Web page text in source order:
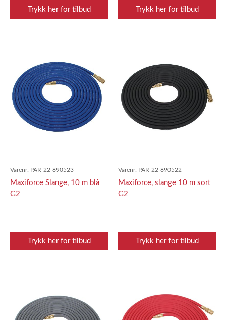
Trykk her for tilbud Trykk her for tilbud
Varenr: PAR-22-890523
Maxiforce Slange, 10 m blå
G2
Trykk her for tilbud
Varenr: PAR-22-890522
Maxiforce, slange 10 m sort
G2
Trykk her for tilbud